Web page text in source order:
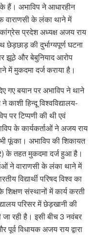
हैं। अभाविप ने आधारहीन
के लंका थाने में
कांग्रेस प्रदेश अध्यक्ष अजय राय
छेड़छाड़ की दुर्भाग्यपूर्ण घटना
झूठे और बेबुनियाद आरोप
में मुकदमा दर्ज कराया है।
गए बयान पर अभाविप ने थाने
हिन्दू विश्वविद्यालय-
पर टिप्पणी की थी एवं
के कार्यकर्ताओं ने अजय राय
फूंका। अभाविप की शिकायत
के तहत मुकदमा दर्ज हुआ है।
ने वाराणसी के लंका थाने में
विद्यार्थी परिषद विश्व का
संस्थानों में कार्य करती
परिसर में छेड़खानी की
जा रही है। इसी बीच 3 नवंबर
विधायक अजय राय द्वारा